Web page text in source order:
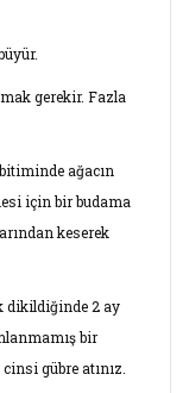
gerekir. Fazla
ağacın
için bir budama
keserek
dikildiğinde 2 ay
bir
gübre atınız.